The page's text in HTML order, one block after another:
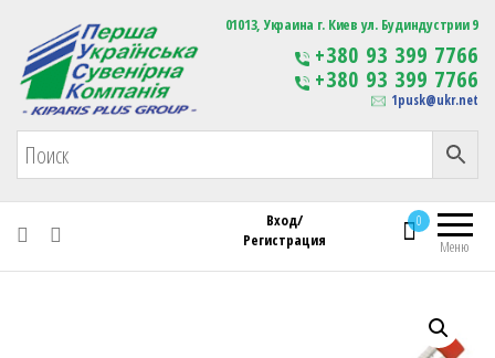
Первая Украинская Сувенирная Компания Изготовление
сувенирной продукции
с логотипом
01013, Украина г. Киев ул. Будиндустрии 9
+380 93 399 7766
+380 93 399 7766
1pusk@ukr.net
Меню
0
Вход/
Регистрация